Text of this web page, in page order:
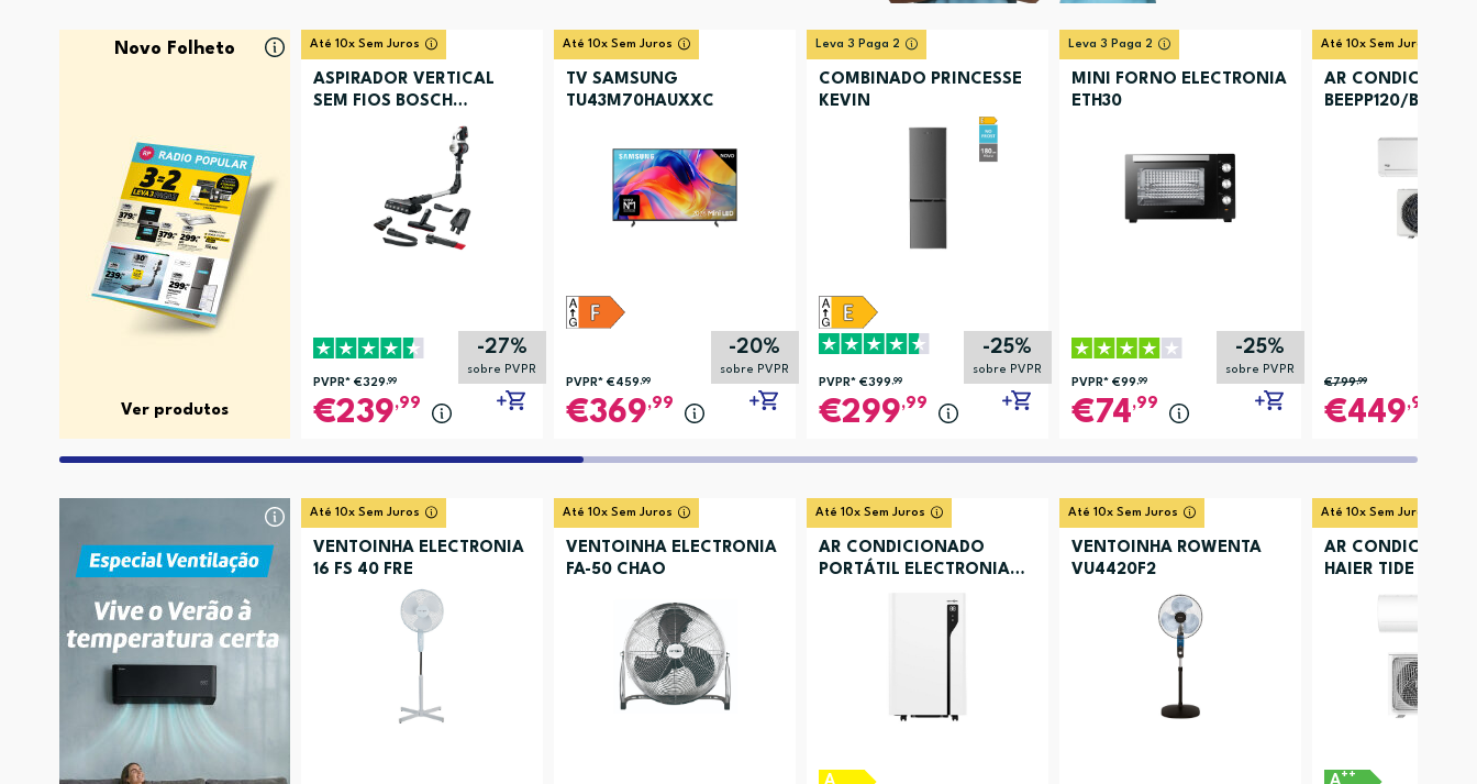
Novo Folheto
Ver produtos
Até 10x Sem Juros
ASPIRADOR VERTICAL
SEM FIOS BOSCH
-27%
sobre PVPR
PVPR* €329,99
239,99
Até 10x Sem Juros
TV SAMSUNG
TU43M70HAUXXC
-20%
sobre PVPR
PVPR* €459,99
369,99
Leva 3 Paga 2
COMBINADO PRINCESSE
KEVIN
-25%
sobre PVPR
PVPR* €399,99
299,99
Leva 3 Paga 2
MINI FORNO ELECTRONIA
ETH30
-25%
sobre PVPR
PVPR* €99,99
74,99
Até 10x Sem Juros
AR
BEEPP120/
€799,99
449,99
Até 10x Sem Juros
VENTOINHA ELECTRONIA
16 FS 40 FRE
Até 10x Sem Juros
VENTOINHA ELECTRONIA
FA-50 CHAO
Até 10x Sem Juros
AR CONDICIONADO
PORTÁTIL ELECTRONIA
Até 10x Sem Juros
VENTOINHA ROWENTA
VU4420F2
Até 10x Sem Juros
AR
HAIER TIDE
++